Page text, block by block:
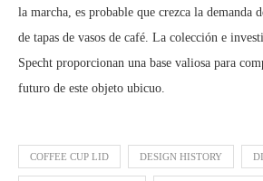
la marcha, es probable que crezca la demanda
de tapas de vasos de café. La colección e
Specht proporcionan una base valiosa para
futuro de este objeto ubicuo.
COFFEE CUP LID DESIGN HISTORY